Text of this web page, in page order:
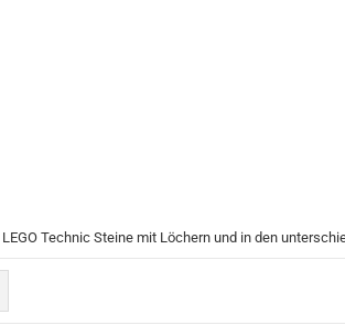
Technic Steine mit Löchern und in den